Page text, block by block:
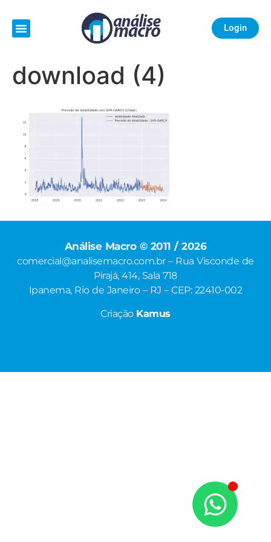
Login
download (4)
Análise Macro © 2011 / 2026
comercial@analisemacro.com.br – Rua Visconde de
Pirajá, 414, Sala 718
Ipanema, Rio de Janeiro – RJ – CEP: 22410-002
Criação Kamus